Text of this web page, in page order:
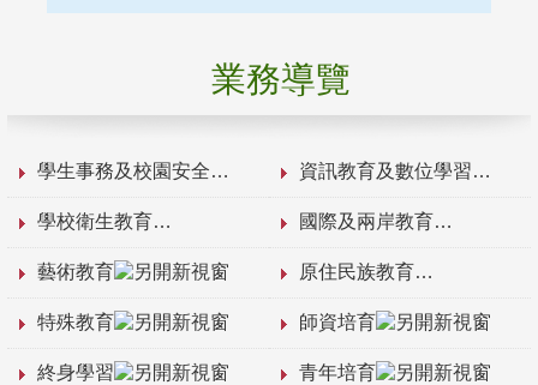
業務導覽
學生事務及校園安全 資訊教育及數位學習
學校衛生教育 國際及兩岸教育
藝術教育 原住民族教育
特殊教育 師資培育
終身學習 青年培育